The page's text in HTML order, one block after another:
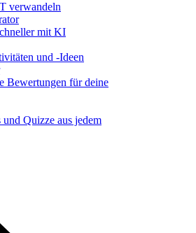
verwandeln
mit KI
und -Ideen
Bewertungen für deine
und Quizze aus jedem